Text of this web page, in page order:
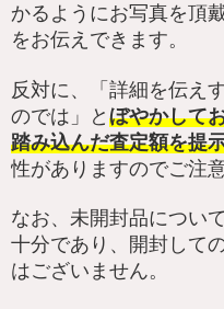
かるようにお写真を頂
をお伝えできます。
反対に、「詳細を伝え
のでは」と ぼやかして
踏み込んだ査定額を提
性がありますのでご注
なお、未開封品につい
十分であり、開封して
はございません。